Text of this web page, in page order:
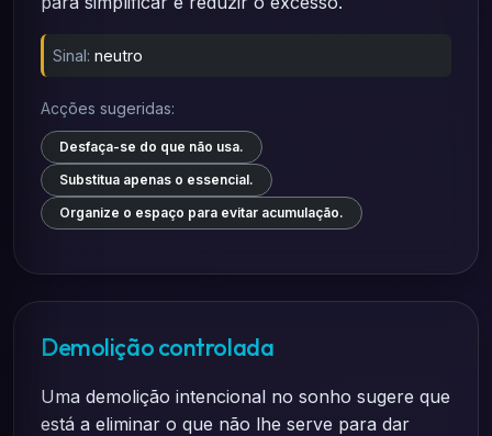
Sinal: neutro
Acções sugeridas:
Desfaça-se do que não usa.
Substitua apenas o essencial.
Organize o espaço para evitar acumulação.
Demolição controlada
Uma demolição intencional no sonho sugere que
está a eliminar o que não lhe serve para dar